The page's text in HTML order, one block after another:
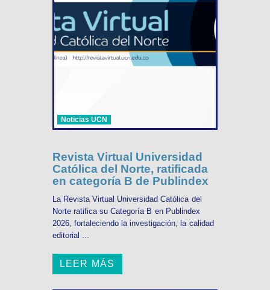
Noticias UCN
Revista Virtual Universidad
Católica del Norte, ratificada
en categoría B de Publindex
La Revista Virtual Universidad Católica del
Norte ratifica su Categoría B en Publindex
2026, fortaleciendo la investigación, la calidad
editorial ...
LEER MÁS